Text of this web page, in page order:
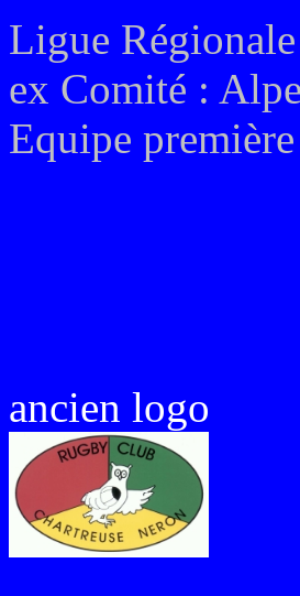
Ligue
ex Comité :
Equipe
ancien logo